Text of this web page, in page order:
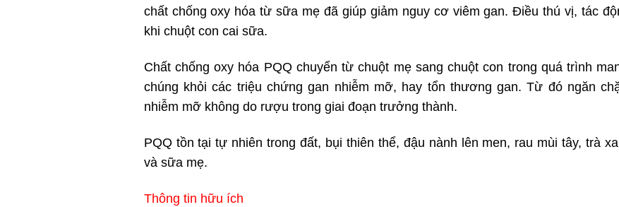
chất chống oxy hóa từ sữa mẹ đã giúp giảm nguy cơ viêm gan. Điều thú vị, tác
khi chuột con cai sữa.
Chất chống oxy hóa PQQ chuyển từ chuột mẹ sang chuột con trong quá trình
chúng khỏi các triệu chứng gan nhiễm mỡ, hay tổn thương gan. Từ đó ngăn
nhiễm mỡ không do rượu trong giai đoạn trưởng thành.
PQQ tồn tại tự nhiên trong đất, bụi thiên thể, đậu nành lên men, rau mùi tây, trà
và sữa mẹ.
Thông tin hữu ích